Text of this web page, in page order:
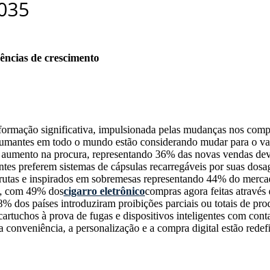
de crescimento
significativa, impulsionada pelas mudanças nos
em todo o mundo estão considerando mudar para o
na procura, representando 36% das novas vendas
preferem sistemas de cápsulas recarregáveis ​​por suas
e inspirados em sobremesas representando 44% do
com 49% doscigarro eletrônicocompras agora feitas
dos países introduziram proibições parciais ou totais de
à prova de fugas e dispositivos inteligentes com
a personalização e a compra digital estão